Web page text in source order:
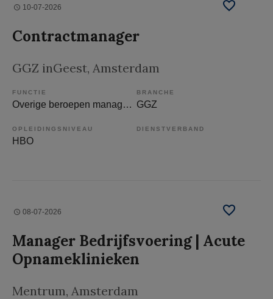
10-07-2026
Contractmanager
GGZ inGeest, Amsterdam
FUNCTIE
Overige beroepen management
BRANCHE
GGZ
OPLEIDINGSNIVEAU
HBO
DIENSTVERBAND
08-07-2026
Manager Bedrijfsvoering | Acute
Opnameklinieken
Mentrum, Amsterdam